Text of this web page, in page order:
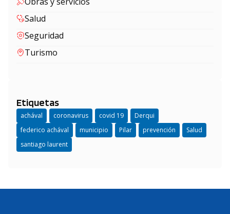
Salud
Seguridad
Turismo
Etiquetas
achával coronavirus covid 19
Derqui
federico achával
municipio Pilar prevención
Salud
santiago laurent